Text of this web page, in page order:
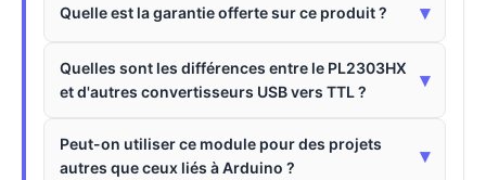
Quelle est la garantie offerte sur ce produit ? ▾
Quelles sont les différences entre le PL2303HX
et d'autres convertisseurs USB vers TTL ?
▾
Peut-on utiliser ce module pour des projets
autres que ceux liés à Arduino ?
▾